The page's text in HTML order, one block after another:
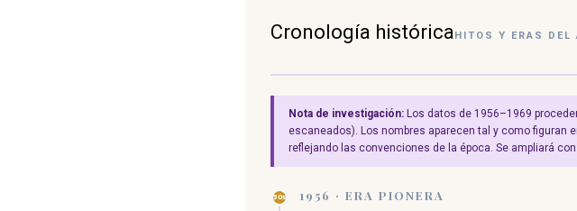
Cronología histórica HITOS Y ERAS DEL
Nota de investigación: Los datos de 1956–1969
escaneados). Los nombres aparecen tal y como figuran
reflejando las convenciones de la época. Se ampliará
50s 1956 · ERA PIONERA